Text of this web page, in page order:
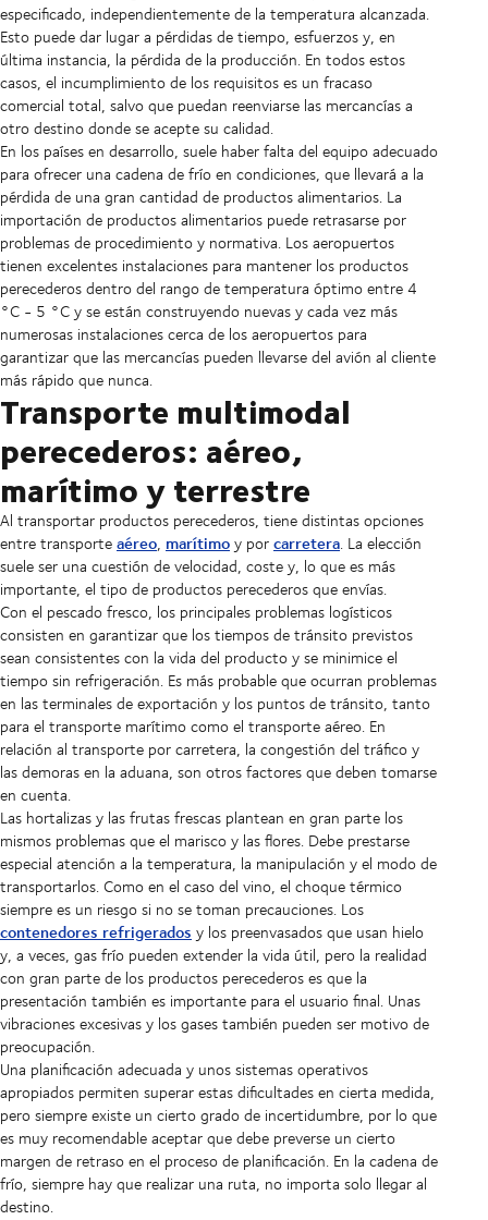
especificado, independientemente de la temperatura alcanzada.
Esto puede dar lugar a pérdidas de tiempo, esfuerzos y, en
última instancia, la pérdida de la producción. En todos estos
casos, el incumplimiento de los requisitos es un fracaso
comercial total, salvo que puedan reenviarse las mercancías a
otro destino donde se acepte su calidad.
En los países en desarrollo, suele haber falta del equipo adecuado
para ofrecer una cadena de frío en condiciones, que llevará a la
pérdida de una gran cantidad de productos alimentarios. La
importación de productos alimentarios puede retrasarse por
problemas de procedimiento y normativa. Los aeropuertos
tienen excelentes instalaciones para mantener los productos
perecederos dentro del rango de temperatura óptimo entre 4
°C - 5 °C y se están construyendo nuevas y cada vez más
numerosas instalaciones cerca de los aeropuertos para
garantizar que las mercancías pueden llevarse del avión al cliente
más rápido que nunca.
Transporte multimodal
perecederos: aéreo,
marítimo y terrestre
Al transportar productos perecederos, tiene distintas opciones
entre transporteaéreo, marítimoy porcarretera. La elección
suele ser una cuestión de velocidad, coste y, lo que es más
importante, el tipo de productos perecederos que envías.
Con el pescado fresco, los principales problemas logísticos
consisten en garantizar que los tiempos de tránsito previstos
sean consistentes con la vida del producto y se minimice el
tiempo sin refrigeración. Es más probable que ocurran problemas
en las terminales de exportación y los puntos de tránsito, tanto
para el transporte marítimo como el transporte aéreo. En
relación al transporte por carretera, la congestión del tráfico y
las demoras en la aduana, son otros factores que deben tomarse
en cuenta.
Las hortalizas y las frutas frescas plantean en gran parte los
mismos problemas que el marisco y las flores. Debe prestarse
especial atención a la temperatura, la manipulación y el modo de
transportarlos. Como en el caso del vino, el choque térmico
siempre es un riesgo si no se toman precauciones. Los
contenedores refrigerados y los preenvasados que usan hielo
y, a veces, gas frío pueden extender la vida útil, pero la realidad
con gran parte de los productos perecederos es que la
presentación también es importante para el usuario final. Unas
vibraciones excesivas y los gases también pueden ser motivo de
preocupación.
Una planificación adecuada y unos sistemas operativos
apropiados permiten superar estas dificultades en cierta medida,
pero siempre existe un cierto grado de incertidumbre, por lo que
es muy recomendable aceptar que debe preverse un cierto
margen de retraso en el proceso de planificación. En la cadena de
frío, siempre hay que realizar una ruta, no importa solo llegar al
destino.